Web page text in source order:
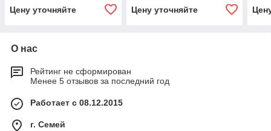
Цену уточняйте
Цену уточняйте
О нас
Рейтинг не сформирован
Менее 5 отзывов за последний год
Работает с 08.12.2015
г. Семей